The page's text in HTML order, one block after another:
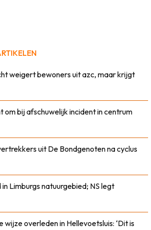
weigert bewoners uit azc, maar krijgt
om bij afschuwelijk incident in centrum
uit De Bondgenoten na cyclus
Limburgs natuurgebied; NS legt
wijze overleden in Hellevoetsluis: ‘Dit is